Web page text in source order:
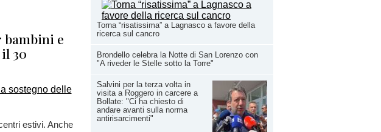
Torna “risatissima” a Lagnasco a favore della
ricerca sul cancro
Brondello celebra la Notte di San Lorenzo con
"A riveder le Stelle sotto la Torre"
Salvini per la terza volta in
visita a Roggero in carcere a
Bollate: "Ci ha chiesto di
andare avanti sulla norma
antirisarcimenti"
bambini e
30
estivi. Anche